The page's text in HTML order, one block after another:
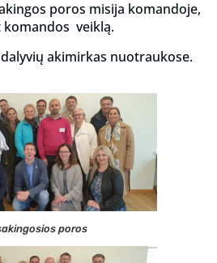
poros misija komandoje,
veiklą.
akimirkas nuotraukose.
poros